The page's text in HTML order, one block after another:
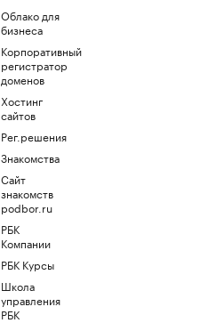
Облако для
бизнеса
Корпоративный
регистратор
доменов
Хостинг
сайтов
Рег.решения
Знакомства
Сайт
знакомств
podbor.ru
РБК
Компании
РБК Курсы
Школа
управления
РБК